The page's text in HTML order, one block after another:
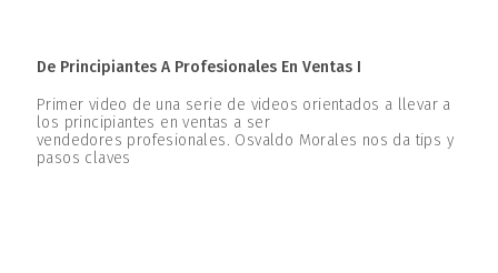
De Principiantes A Profesionales En Ventas I
Primer video de una serie de videos orientados a llevar a
los principiantes en ventas a ser
vendedores profesionales. Osvaldo Morales nos da tips y
pasos claves